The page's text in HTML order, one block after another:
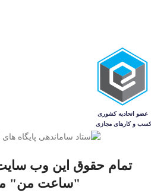
تمام حقوق این وب
"ساعت من"